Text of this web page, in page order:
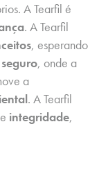
A Tearfil é
. A Tearfil
, esperando
, onde a
a
. A Tearfil
e integridade,